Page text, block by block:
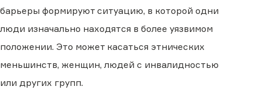
барьеры формируют ситуацию, в которой одни
люди изначально находятся в более уязвимом
положении. Это может касаться этнических
меньшинств, женщин, людей с инвалидностью
или других групп.